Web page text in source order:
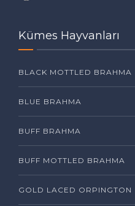
Kümes Hayvanları
BLACK MOTTLED BRAHMA
BLUE BRAHMA
BUFF BRAHMA
BUFF MOTTLED BRAHMA
GOLD LACED ORPINGTON